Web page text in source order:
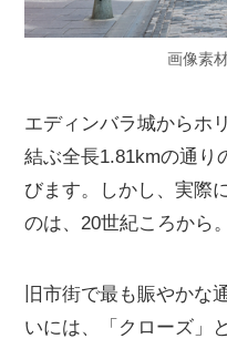
画像素
エディンバラ城からホ
結ぶ全長1.81kmの通り
びます。しかし、実際
のは、20世紀ころから。
旧市街で最も賑やかな
いには、「クローズ」